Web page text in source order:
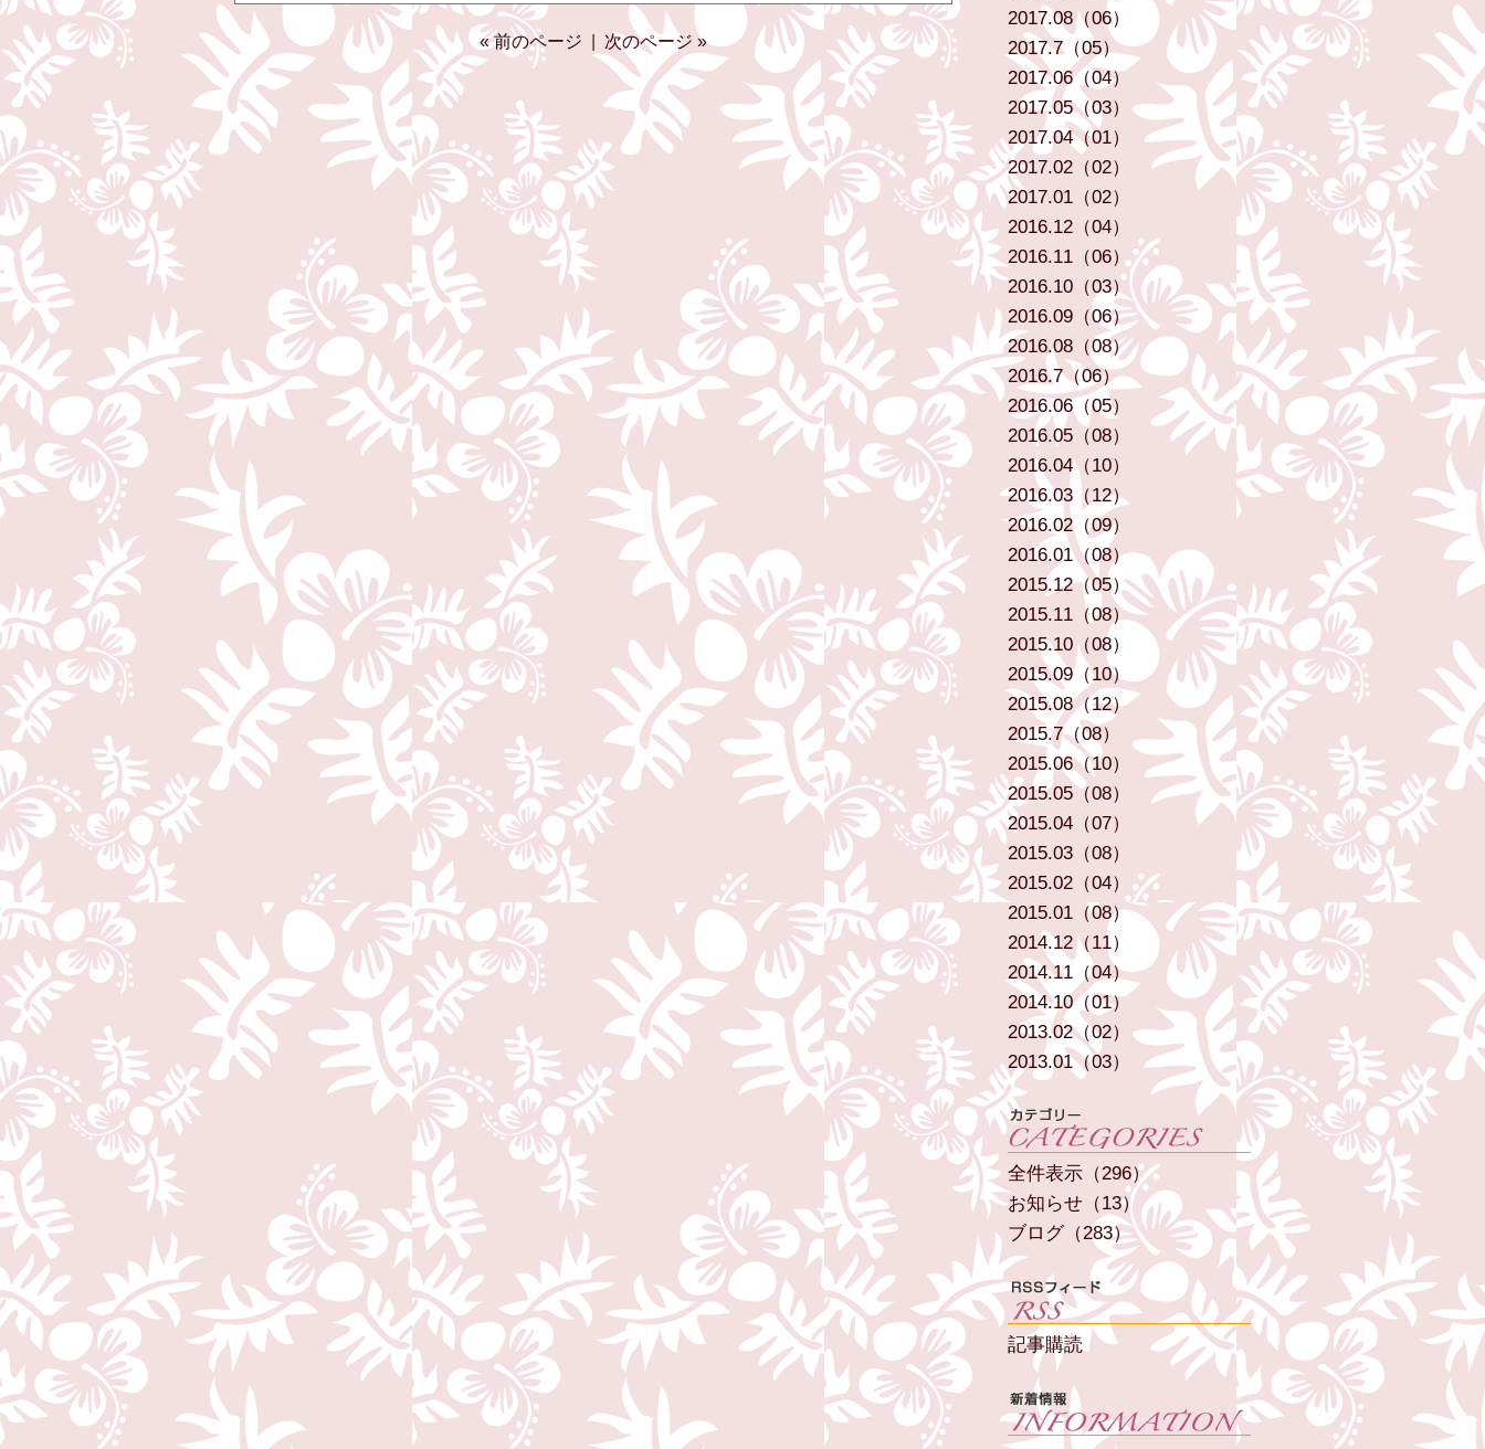
« 前のページ 次のページ »
2017.08（06）
2017.7（05）
2017.06（04）
2017.05（03）
2017.04（01）
2017.02（02）
2017.01（02）
2016.12（04）
2016.11（06）
2016.10（03）
2016.09（06）
2016.08（08）
2016.7（06）
2016.06（05）
2016.05（08）
2016.04（10）
2016.03（12）
2016.02（09）
2016.01（08）
2015.12（05）
2015.11（08）
2015.10（08）
2015.09（10）
2015.08（12）
2015.7（08）
2015.06（10）
2015.05（08）
2015.04（07）
2015.03（08）
2015.02（04）
2015.01（08）
2014.12（11）
2014.11（04）
2014.10（01）
2013.02（02）
2013.01（03）
全件表示（296）
お知らせ（13）
ブログ（283）
記事購読